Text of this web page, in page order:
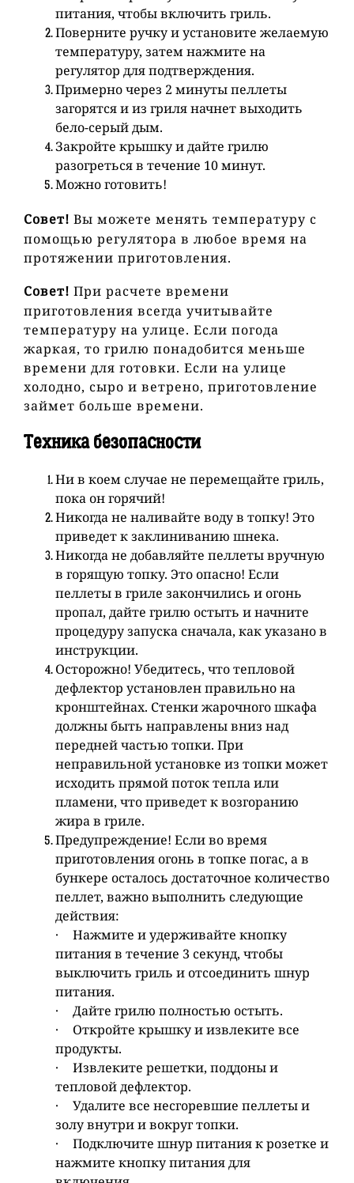
питания, чтобы включить гриль.
Поверните ручку и установите желаемую
температуру, затем нажмите на
регулятор для подтверждения.
Примерно через 2 минуты пеллеты
загорятся и из гриля начнет выходить
бело-серый дым.
Закройте крышку и дайте грилю
разогреться в течение 10 минут.
Можно готовить!
Совет! Вы можете менять температуру с
помощью регулятора в любое время на
протяжении приготовления.
Совет! При расчете времени
приготовления всегда учитывайте
температуру на улице. Если погода
жаркая, то грилю понадобится меньше
времени для готовки. Если на улице
холодно, сыро и ветрено, приготовление
займет больше времени.
Техника безопасности
Ни в коем случае не перемещайте гриль,
пока он горячий!
Никогда не наливайте воду в топку! Это
приведет к заклиниванию шнека.
Никогда не добавляйте пеллеты вручную
в горящую топку. Это опасно! Если
пеллеты в гриле закончились и огонь
пропал, дайте грилю остыть и начните
процедуру запуска сначала, как указано в
инструкции.
Осторожно! Убедитесь, что тепловой
дефлектор установлен правильно на
кронштейнах. Стенки жарочного шкафа
должны быть направлены вниз над
передней частью топки. При
неправильной установке из топки может
исходить прямой поток тепла или
пламени, что приведет к возгоранию
жира в гриле.
Предупреждение! Если во время
приготовления огонь в топке погас, а в
бункере осталось достаточное количество
пеллет, важно выполнить следующие
действия:
·
Нажмите и удерживайте кнопку
питания в течение 3 секунд, чтобы
выключить гриль и отсоединить шнур
питания.
·
Дайте грилю полностью остыть.
·
Откройте крышку и извлеките все
продукты.
·
Извлеките решетки, поддоны и
тепловой дефлектор.
·
Удалите все несгоревшие пеллеты и
золу внутри и вокруг топки.
·
Подключите шнур питания к розетке и
нажмите кнопку питания для